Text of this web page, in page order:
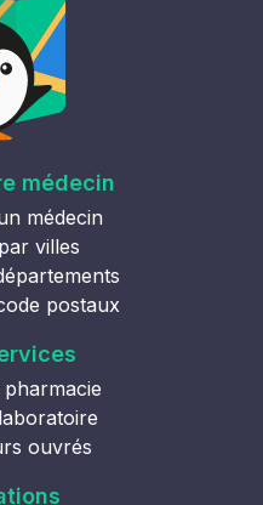
médecin
médecin
villes
postaux
ouvrés